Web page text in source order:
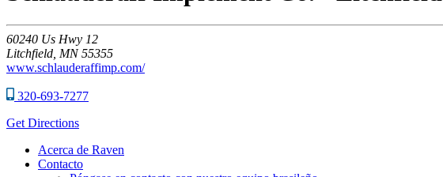
60240 Us Hwy 12
Litchfield, MN 55355
www.schlauderaffimp.com/
320-693-7277
Get Directions
Acerca de Raven
Contacto